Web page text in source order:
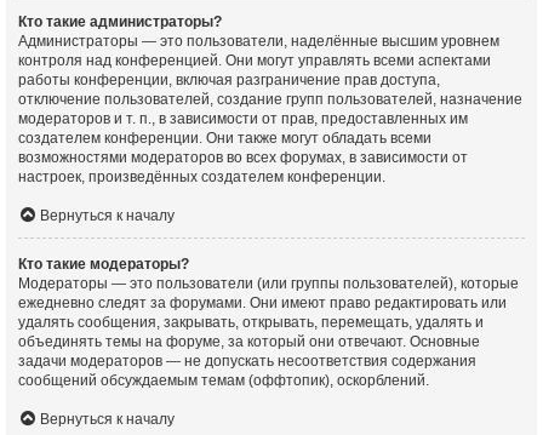
Кто такие администраторы?
Администраторы — это пользователи, наделённые высшим уровнем
контроля над конференцией. Они могут управлять всеми аспектами
работы конференции, включая разграничение прав доступа,
отключение пользователей, создание групп пользователей, назначение
модераторов и т. п., в зависимости от прав, предоставленных им
создателем конференции. Они также могут обладать всеми
возможностями модераторов во всех форумах, в зависимости от
настроек, произведённых создателем конференции.
Вернуться к началу
Кто такие модераторы?
Модераторы — это пользователи (или группы пользователей), которые
ежедневно следят за форумами. Они имеют право редактировать или
удалять сообщения, закрывать, открывать, перемещать, удалять и
объединять темы на форуме, за который они отвечают. Основные
задачи модераторов — не допускать несоответствия содержания
сообщений обсуждаемым темам (оффтопик), оскорблений.
Вернуться к началу